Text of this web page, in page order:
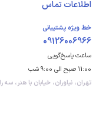
اطلاعات تماس
خط ویژه پشتیبانی
09126006966
ساعت پاسخ‌گویی
11:00 صبح الی 9:00 شب
تهران، نیاوران، خیابان با هنر، سه